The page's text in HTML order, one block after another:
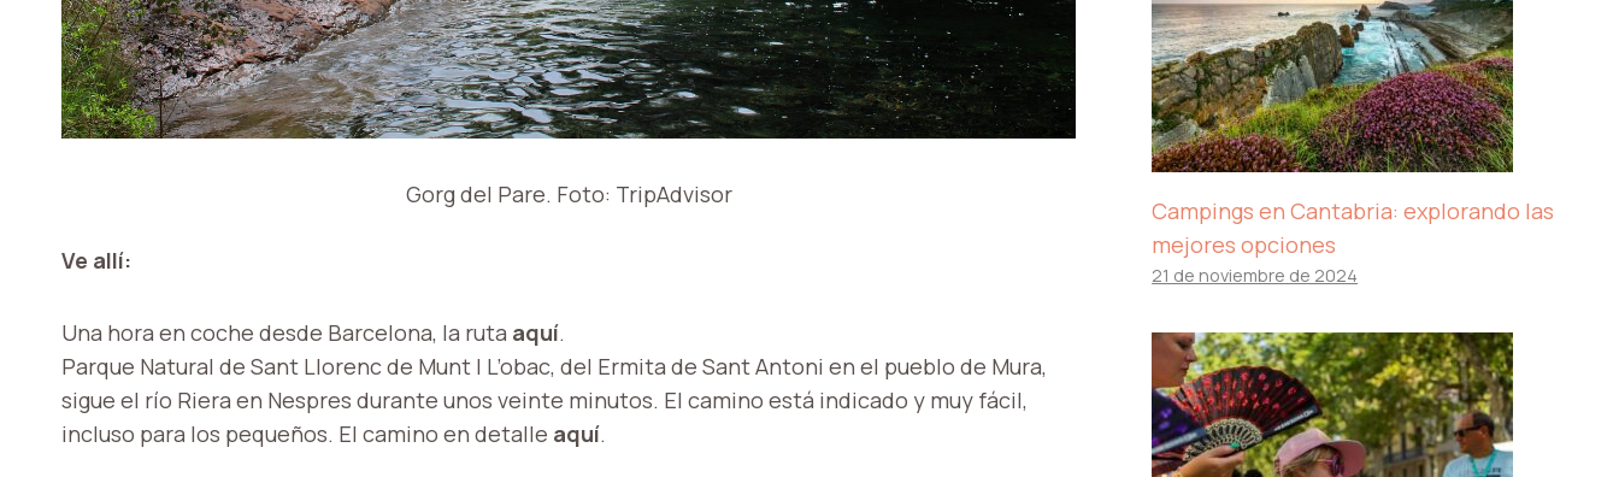
Gorg del Pare. Foto: TripAdvisor
Ve allí:
Una hora en coche desde Barcelona, la ruta aquí.
Parque Natural de Sant Llorenc de Munt I L’obac, del Ermita de Sant Antoni en el pueblo de Mura,
sigue el río Riera en Nespres durante unos veinte minutos. El camino está indicado y muy fácil,
incluso para los pequeños. El camino en detalle aquí.
Campings en Cantabria: explorando las
mejores opciones
21 de noviembre de 2024